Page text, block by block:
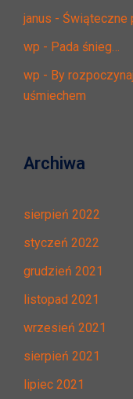
janus - Świąteczne
wp - Pada śnieg…
wp - By
uśmiechem
Archiwa
sierpień 2022
styczeń 2022
grudzień 2021
listopad 2021
wrzesień 2021
sierpień 2021
lipiec 2021